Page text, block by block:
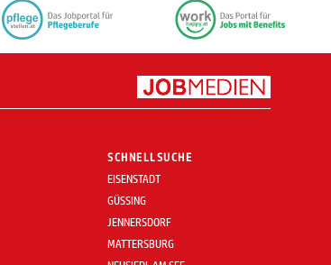
SCHNELLSUCHE
EISENSTADT
GÜSSING
JENNERSDORF
MATTERSBURG